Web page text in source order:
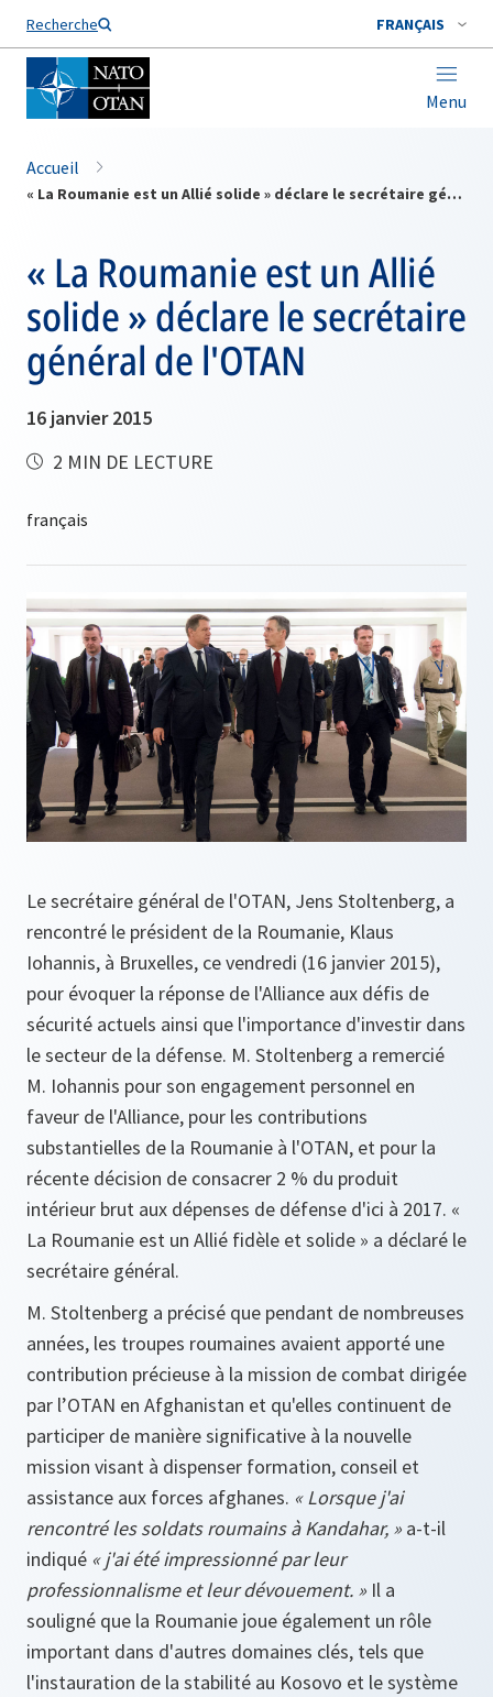
Recherche FRANÇAIS
Menu
Nom de famille*
Accueil
« La Roumanie est un Allié solide » déclare le secrétaire général de l'OTAN
« La Roumanie est un Allié
solide » déclare le secrétaire
général de l'OTAN
16 janvier 2015
2 MIN DE LECTURE
Le secrétaire général de l'OTAN, Jens Stoltenberg, a
rencontré le président de la Roumanie, Klaus
Iohannis, à Bruxelles, ce vendredi (16 janvier 2015),
pour évoquer la réponse de l'Alliance aux défis de
sécurité actuels ainsi que l'importance d'investir dans
le secteur de la défense. M. Stoltenberg a remercié
M. Iohannis pour son engagement personnel en
faveur de l'Alliance, pour les contributions
substantielles de la Roumanie à l'OTAN, et pour la
récente décision de consacrer 2 % du produit
intérieur brut aux dépenses de défense d'ici à 2017. «
La Roumanie est un Allié fidèle et solide » a déclaré le
secrétaire général.
M. Stoltenberg a précisé que pendant de nombreuses
années, les troupes roumaines avaient apporté une
contribution précieuse à la mission de combat dirigée
par l’OTAN en Afghanistan et qu'elles continuent de
participer de manière significative à la nouvelle
mission visant à dispenser formation, conseil et
assistance aux forces afghanes. « Lorsque j'ai
rencontré les soldats roumains à Kandahar, » a-t-il
indiqué « j'ai été impressionné par leur
professionnalisme et leur dévouement. » Il a
souligné que la Roumanie joue également un rôle
important dans d'autres domaines clés, tels que
l'instauration de la stabilité au Kosovo et le système